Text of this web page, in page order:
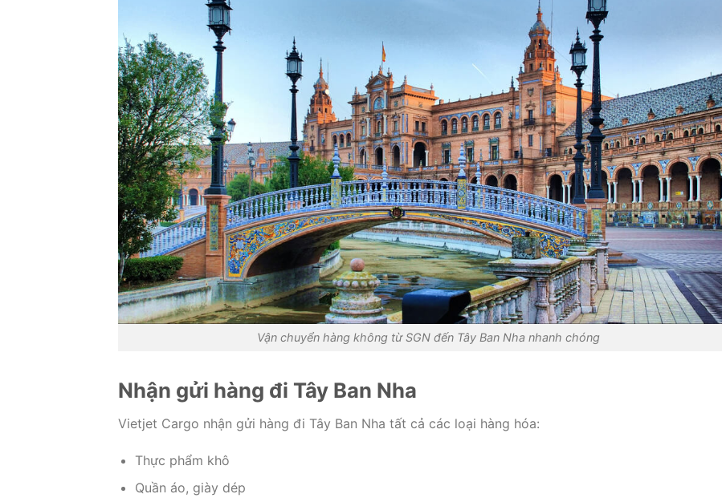
Vận chuyển hàng không từ SGN đến Tây Ban Nha nhanh chóng
Nhận gửi hàng đi Tây Ban Nha
Vietjet Cargo nhận gửi hàng đi Tây Ban Nha tất cả các loại hàng hóa:
Thực phẩm khô
Quần áo, giày dép